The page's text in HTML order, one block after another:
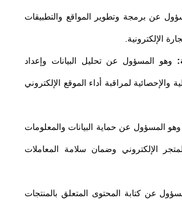
عن برمجة وتطوير المواقع والتطبيقات
الإلكترونية.
وهو المسؤول عن تحليل البيانات وإعداد
والإحصائية لمراقبة أداء الموقع الإلكتروني
وهو المسؤول عن حماية البيانات والمعلومات
الإلكتروني وضمان سلامة المعاملات
عن كتابة المحتوى المتعلق بالمنتجات